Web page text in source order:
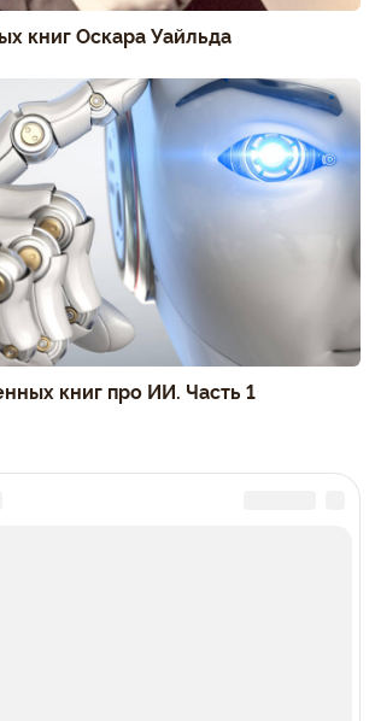
книг Оскара Уайльда
книг про ИИ. Часть 1